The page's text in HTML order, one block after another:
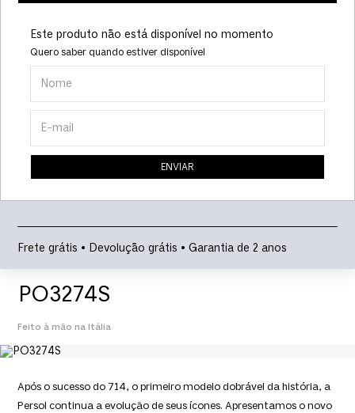
Este produto não está disponível no momento
Quero saber quando estiver disponível
ENVIAR
Frete grátis • Devolução grátis • Garantia de 2 anos
PO3274S
Feito à mão na Itália
Após o sucesso do 714, o primeiro modelo dobrável da história, a
Persol continua a evolução de seus ícones. Apresentamos o novo